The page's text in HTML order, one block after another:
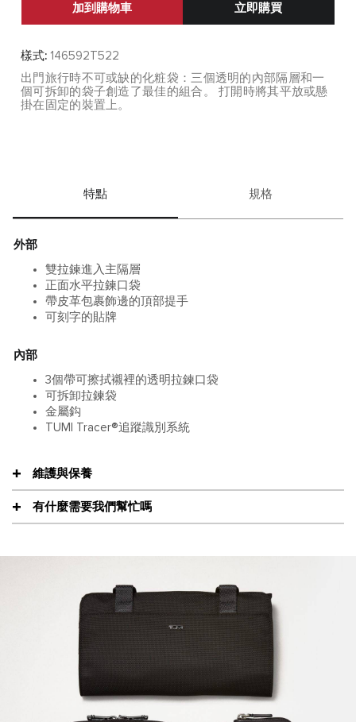
加到購物車 立即購買
樣式: 146592T522
出門旅行時不可或缺的化粧袋：三個透明的內部隔層和一
個可拆卸的袋子創造了最佳的組合。 打開時將其平放或懸
掛在固定的裝置上。
特點 規格
外部
雙拉鍊進入主隔層
正面水平拉鍊口袋
帶皮革包裹飾邊的頂部提手
可刻字的貼牌
內部
3個帶可擦拭襯裡的透明拉鍊口袋
可拆卸拉鍊袋
金屬鈎
TUMI Tracer®追蹤識別系統
維護與保養
有什麼需要我們幫忙嗎